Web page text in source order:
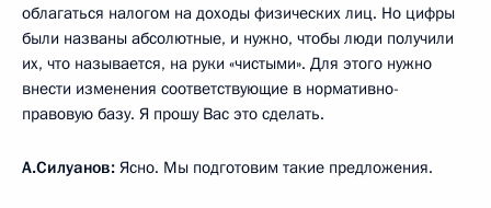
облагаться налогом на доходы физических лиц. Но цифры
были названы абсолютные, и нужно, чтобы люди получили
их, что называется, на руки «чистыми». Для этого нужно
внести изменения соответствующие в нормативно-
правовую базу. Я прошу Вас это сделать.
А.Силуанов: Ясно. Мы подготовим такие предложения.